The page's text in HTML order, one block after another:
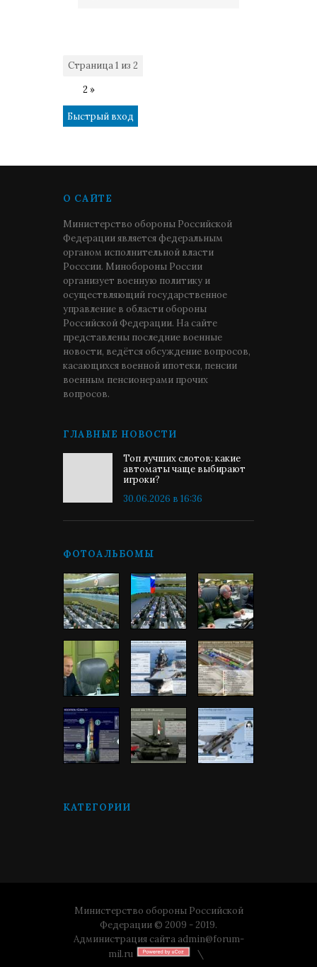
Страница1 из 2
2 »
О САЙТЕ
Министерство обороны Российской
Федерации является федеральным
органом исполнительной власти
Росссии. Минобороны России
организует военную политику и
осуществляющий государственное
управление в области обороны
Российской Федерации. На сайте
представлены последние военные
новости, ведётся обсуждение вопросов,
касающихся военной ипотеки, пенсии
военным пенсионерами прочих
вопросов.
ГЛАВНЫЕ НОВОСТИ
Топ лучших слотов: какие
автоматы чаще выбирают
игроки?
30.06.2026 в 16:36
ФОТОАЛЬБОМЫ
КАТЕГОРИИ
Министерство обороны Российской
Федерации © 2009 - 2019.
Администрация сайта admin@forum-
mil.ru